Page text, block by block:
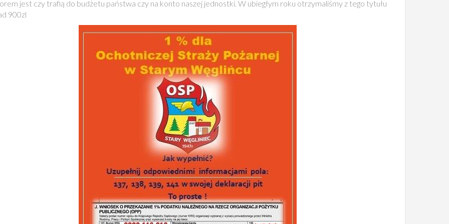
jest czy trafią do budżetu państwa czy na konto naszej jednostki. W ubiegłym roku otrzymaliśmy z tego tytułu
900zl